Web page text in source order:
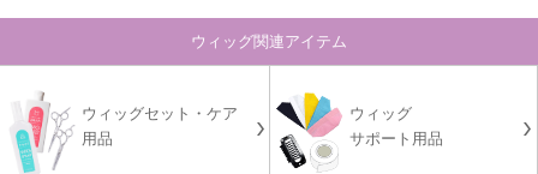
ウィッグ関連アイテム
ウィッグセット・ケア
用品
ウィッグ
サポート用品